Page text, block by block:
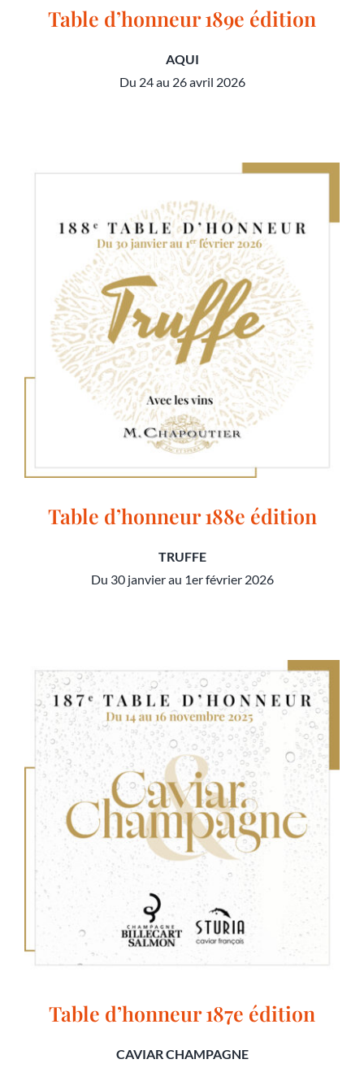
Table d’honneur 189e édition
AQUI
Du 24 au 26 avril 2026
Table d’honneur 188e édition
TRUFFE
Du 30 janvier au 1er février 2026
Table d’honneur 187e édition
CAVIAR CHAMPAGNE